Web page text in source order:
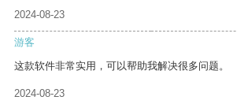
2024-08-23
游客
这款软件非常实用，可以帮助我解决很多问题。
2024-08-23